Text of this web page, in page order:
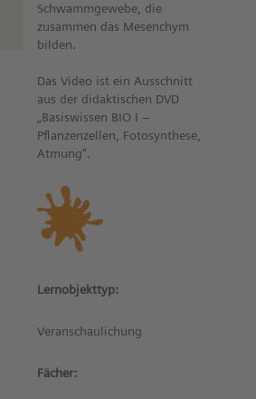
Schwammgewebe, die
zusammen das Mesenchym
bilden.
Das Video ist ein Ausschnitt
aus der didaktischen DVD
„Basiswissen BIO I –
Pflanzenzellen, Fotosynthese,
Atmung".
Lernobjekttyp:
Veranschaulichung
Fächer: